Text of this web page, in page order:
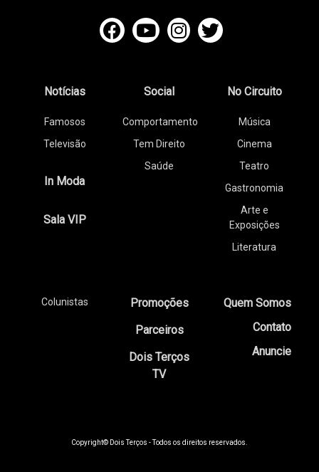
Notícias
Famosos
Televisão
In Moda
Sala VIP
Social
Comportamento
Tem Direito
Saúde
No Circuito
Música
Cinema
Teatro
Gastronomia
Arte e
Exposições
Literatura
Colunistas
Promoções
Parceiros
Dois Terços
TV
Quem Somos
Contato
Anuncie
Copyright© Dois Terços - Todos os direitos reservados.